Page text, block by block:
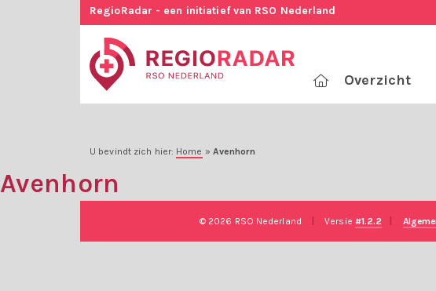
RegioRadar - een initiatief van RSO Nederland
Overzicht
U bevindt zich hier: Home » Avenhorn
Avenhorn
© 2026 RSO Nederland Versie #1.2.2